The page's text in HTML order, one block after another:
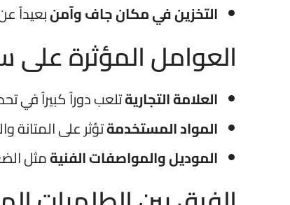
التخزين في مكان جاف وآمنبعيداً
العوامل المؤثرة
العلامة التجاريةتلعب دوراً كبيراً في
المواد المستخدمةتؤثر على المتانة
الموديل والمواصفات الفنيةمثل